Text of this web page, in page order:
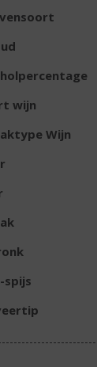
wijn
Wijn
spijs